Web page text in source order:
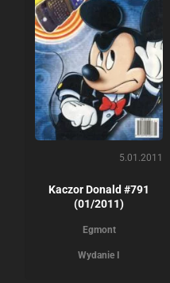
5.01.2011
Kaczor Donald #791
(01/2011)
Egmont
Wydanie I